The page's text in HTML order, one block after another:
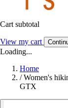
Cart subtotal
View my cart
Loading...
Home
/ Women's
GTX